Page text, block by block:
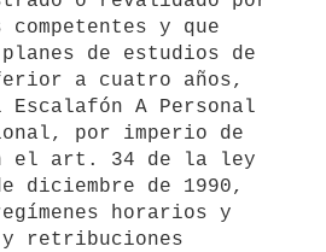
y que
de estudios de
a cuatro años,
A Personal
por imperio de
el art. 34 de la ley
diciembre de 1990,
horarios y
retribuciones